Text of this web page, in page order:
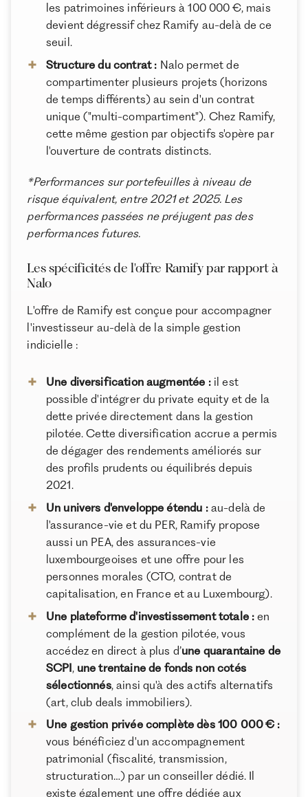
les patrimoines inférieurs à 100 000 €, mais
devient dégressif chez Ramify au-delà de ce
seuil.
Structure du contrat : Nalo permet de
compartimenter plusieurs projets (horizons
de temps différents) au sein d'un contrat
unique ("multi-compartiment"). Chez Ramify,
cette même gestion par objectifs s'opère par
l'ouverture de contrats distincts.
*Performances sur portefeuilles à niveau de
risque équivalent, entre 2021 et 2025. Les
performances passées ne préjugent pas des
performances futures.
Les spécificités de l'offre Ramify par rapport à
Nalo
L'offre de Ramify est conçue pour accompagner
l'investisseur au-delà de la simple gestion
indicielle :
Une diversification augmentée :il est
possible d'intégrer du private equity et de la
dette privée directement dans la gestion
pilotée. Cette diversification accrue a permis
de dégager des rendements améliorés sur
des profils prudents ou équilibrés depuis
2021.
Un univers d'enveloppe étendu :au-delà de
l'assurance-vie et du PER, Ramify propose
aussi un PEA, des assurances-vie
luxembourgeoises et une offre pour les
personnes morales (CTO, contrat de
capitalisation, en France et au Luxembourg).
Une plateforme d'investissement totale : en
complément de la gestion pilotée, vous
accédez en direct à plus d’une quarantaine de
SCPI, une trentaine de fonds non cotés
sélectionnés, ainsi qu'à des actifs alternatifs
(art, club deals immobiliers).
Une gestion privée complète dès 100 000 € :
vous bénéficiez d'un accompagnement
patrimonial (fiscalité, transmission,
structuration…) par un conseiller dédié. Il
existe également une offre dédiée aux